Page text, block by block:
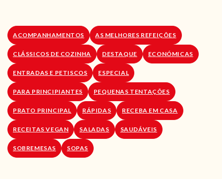
ACOMPANHAMENTOS AS MELHORES REFEIÇÕES
CLÁSSICOS DE COZINHA DESTAQUE ECONÓMICAS
ENTRADAS E PETISCOS ESPECIAL
PARA PRINCIPIANTES PEQUENAS TENTAÇÕES
PRATO PRINCIPAL RÁPIDAS RECEBA EM CASA
RECEITAS VEGAN SALADAS SAUDÁVEIS
SOBREMESAS SOPAS